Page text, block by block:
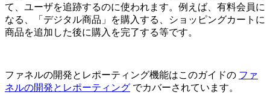
て、ユーザを追跡するのに使われます。例えば、有料会員に
なる、「デジタル商品」を購入する、ショッピングカートに
商品を追加した後に購入を完了する等です。
ファネルの開発とレポーティング機能はこのガイドの ファ
ネルの開発とレポーティング でカバーされています。